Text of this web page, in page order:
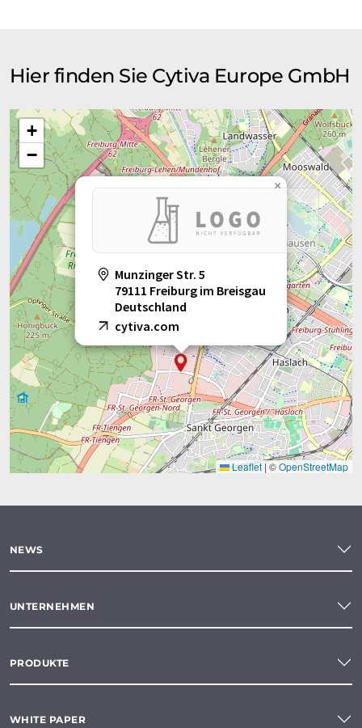
Hier finden Sie Cytiva Europe GmbH
Munzinger Str. 5
79111 Freiburg im Breisgau
Deutschland
cytiva.com
×
+
−
Leaflet |©OpenStreetMap
NEWS
UNTERNEHMEN
PRODUKTE
WHITE PAPER